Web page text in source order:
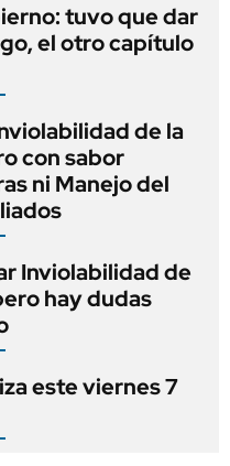
tuvo que dar
el otro capítulo
de la
con sabor
ni Manejo del
Inviolabilidad de
hay dudas
este viernes 7